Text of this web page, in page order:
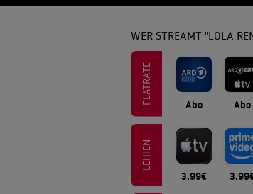
WER STREAMT "LOLA
FLATRATE Abo Abo
LEIHEN
3.99€